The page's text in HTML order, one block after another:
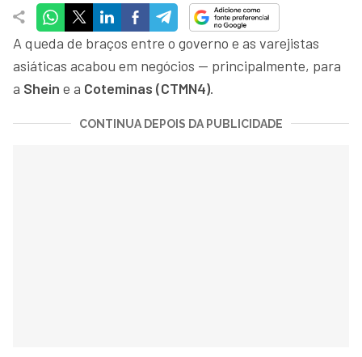
A queda de braços entre o governo e as varejistas
asiáticas acabou em negócios — principalmente, para
a Shein e a Coteminas (CTMN4).
CONTINUA DEPOIS DA PUBLICIDADE